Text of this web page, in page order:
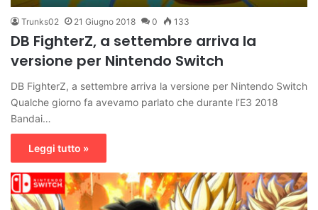
Trunks02 21 Giugno 2018 0 133
DB FighterZ, a settembre arriva la
versione per Nintendo Switch
DB FighterZ, a settembre arriva la versione per Nintendo Switch
Qualche giorno fa avevamo parlato che durante l’E3 2018
Bandai…
Leggi tutto »